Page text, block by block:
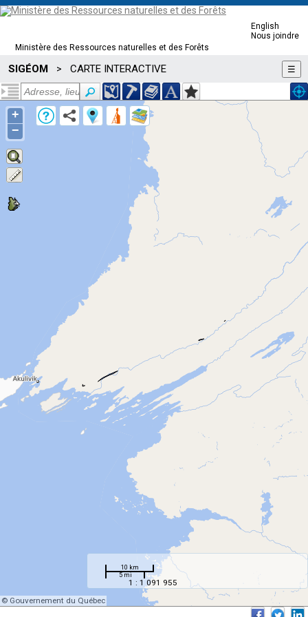
Ministère des Ressources naturelles et des Forêts
English
Nous joindre
SIGÉOM > CARTE INTERACTIVE ☰
10 km
5 mi
1 : 1 091 955
© Gouvernement du Québec
+
−